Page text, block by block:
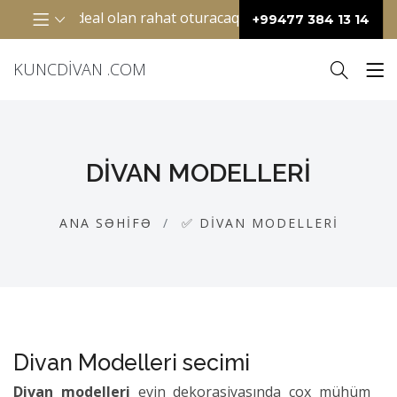
olan rahat oturacaq mebelidir. Adətən “L” şəkilli
+99477 384 13 14
KUNCDIVAN .COM
DIVAN MODELLERI
ANA SƏHIFƏ ✅ DIVAN MODELLERI
Divan Modelleri secimi
Divan modelleri evin dekorasiyasında çox mühüm